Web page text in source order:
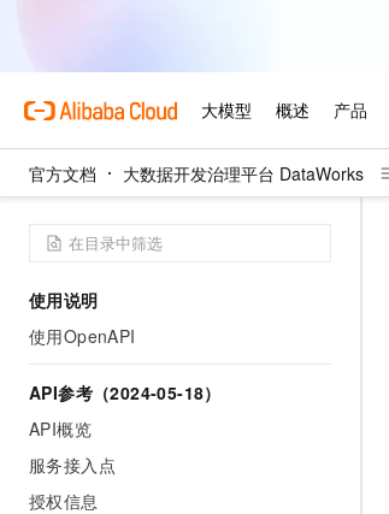
官方文档 大数据开发治理平台 DataWorks
使用说明
使用OpenAPI
API参考（2024-05-18）
API概览
服务接入点
授权信息